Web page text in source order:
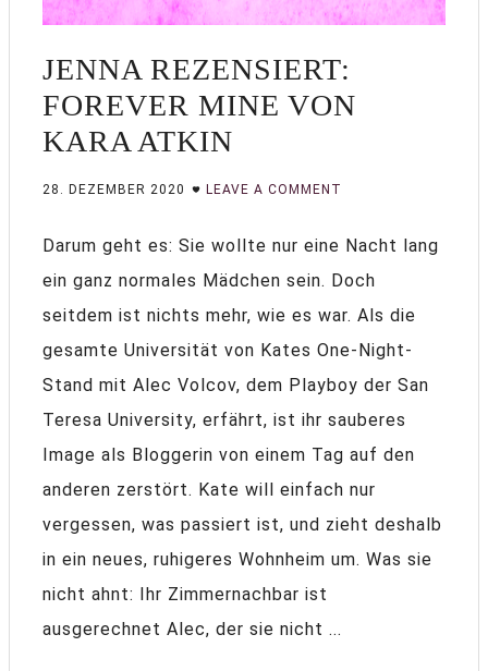
JENNA REZENSIERT:
FOREVER MINE VON
KARA ATKIN
28. DEZEMBER 2020 LEAVE A COMMENT
Darum geht es: Sie wollte nur eine Nacht lang
ein ganz normales Mädchen sein. Doch
seitdem ist nichts mehr, wie es war. Als die
gesamte Universität von Kates One-Night-
Stand mit Alec Volcov, dem Playboy der San
Teresa University, erfährt, ist ihr sauberes
Image als Bloggerin von einem Tag auf den
anderen zerstört. Kate will einfach nur
vergessen, was passiert ist, und zieht deshalb
in ein neues, ruhigeres Wohnheim um. Was sie
nicht ahnt: Ihr Zimmernachbar ist
ausgerechnet Alec, der sie nicht ...